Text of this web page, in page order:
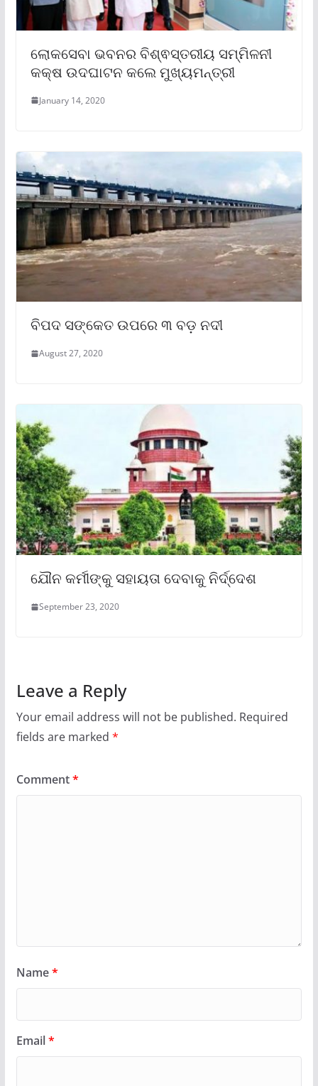
ଲୋକସେବା ଭବନର ବିଶ୍ଵସ୍ତରୀୟ ସମ୍ମିଳନୀ
କକ୍ଷ ଉଦଘାଟନ କଲେ ମୁଖ୍ୟମନ୍ତ୍ରୀ
January 14, 2020
ବିପଦ ସଙ୍କେତ ଉପରେ ୩ ବଡ଼ ନଦୀ
August 27, 2020
ଯୌନ କର୍ମୀଙ୍କୁ ସହାୟତା ଦେବାକୁ ନିର୍ଦ୍ଦେଶ
September 23, 2020
Leave a Reply
Your email address will not be published. Required
fields are marked *
Comment*
Name*
Email*